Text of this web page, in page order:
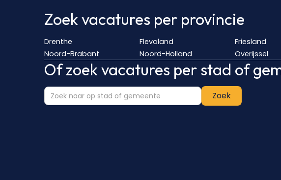
Zoek vacatures per provincie
Drenthe Flevoland Friesland
Noord-Brabant
Noord-Holland Overijssel
Of zoek vacatures per stad of